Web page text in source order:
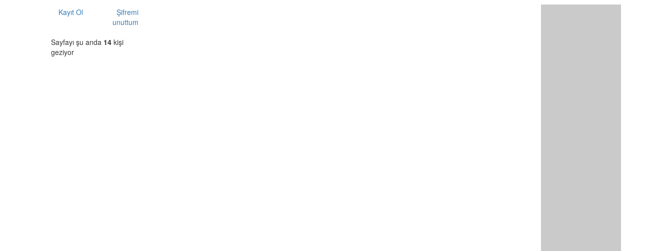
Kayıt Ol
Şifremi
unuttum
Sayfayı şu anda 14 kişi
geziyor